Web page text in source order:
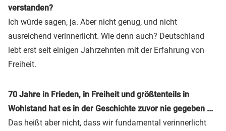
verstanden?
Ich würde sagen, ja. Aber nicht genug, und nicht
ausreichend verinnerlicht. Wie denn auch? Deutschland
lebt erst seit einigen Jahrzehnten mit der Erfahrung von
Freiheit.
70 Jahre in Frieden, in Freiheit und größtenteils in
Wohlstand hat es in der Geschichte zuvor nie gegeben ...
Das heißt aber nicht, dass wir fundamental verinnerlicht